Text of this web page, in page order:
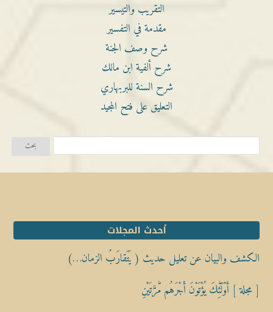
التقريب والتيسير
مقدمة في التفسير
شرح وصف الجنة
شرح ألفية ابن مالك
شرح السنة للبربهاري
التعليق على فتح المجيد
أحدث المجلات
الكشف والبيان عن تعليل حديث ( يَتَقارَبُ الزمان…)
[ مجلة ] أُوْلَٰٓئِكَ يُؤْتَوْنَ أَجْرَهُم مَّرَّتَيْنِ